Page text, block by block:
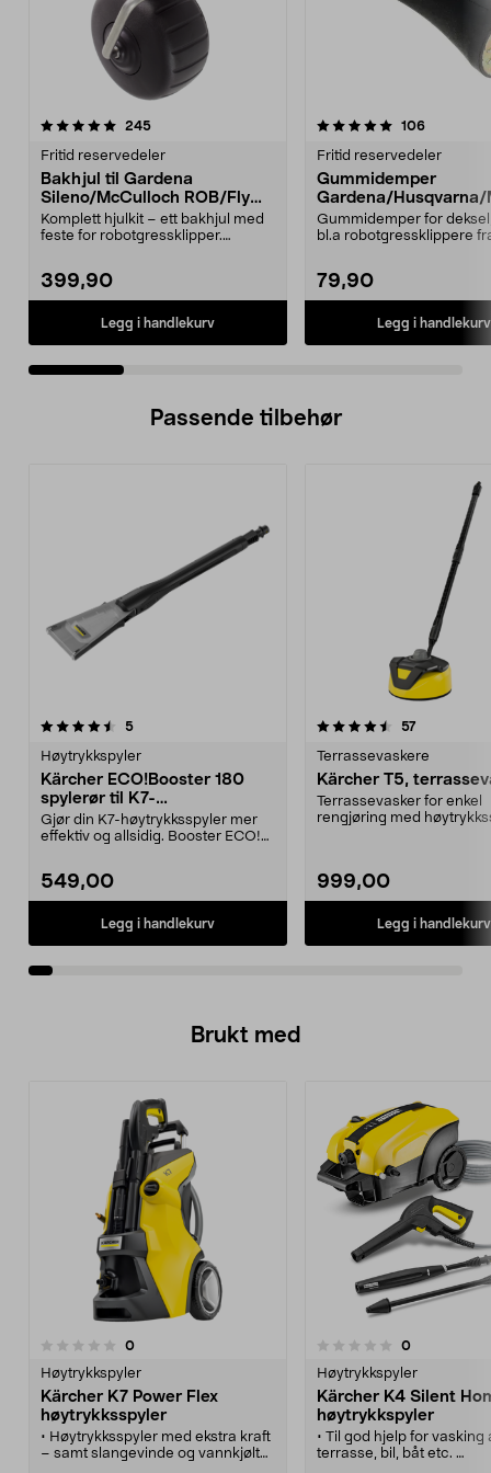
245anmeldelser
Fritid reservedeler
Bakhjul til Gardena
Sileno/McCulloch ROB/Flymo
Easilife
Komplett hjulkit – ett bakhjul med
feste for robotgressklipper.
399,90
Legg i handlekurv
5.0 av 5 stjerner 106
Fritid reservedeler
Gummidemper
Gardena/Husqvarna/
ch/Flymo
Gummidemper for
bl.a robotgressklippere
79,90
Legg i handlekurv
4.5 av 5 stjerner
Passende tilbehør
5anmeldelser
Høytrykkspyler
Kärcher ECO!Booster 180
spylerør til K7-
høytrykksspyler
Gjør din K7-høytrykksspyler mer
effektiv og allsidig. Booster ECO!
549,00
Legg i handlekurv
4.5av 5 stjerner 57anmeldelser
Terrassevaskere
Kärcher T5,
Terrassevasker for enkel
rengjøring med
999,00
Legg i handlekurv
4.5av 5 stjerner
Brukt med
0anmeldelser
Høytrykkspyler
Kärcher K7 Power Flex
høytrykksspyler
• Høytrykksspyler med ekstra kraft
– samt slangevinde og vannkjølt
0.0 av 5 stjerner 0anmeldelser
Høytrykkspyler
Kärcher K4 Silent
høytrykkspyler
• Til god hjelp for vasking
terrasse, bil, båt etc.
0.0 av 5 stjerner